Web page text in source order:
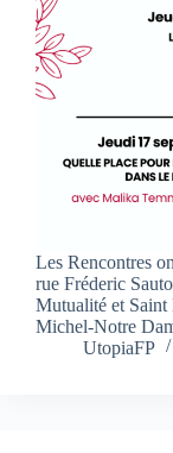
Les Rencontres
rue Fréderic
Mutualité et
Michel-Notre
UtopiaFP